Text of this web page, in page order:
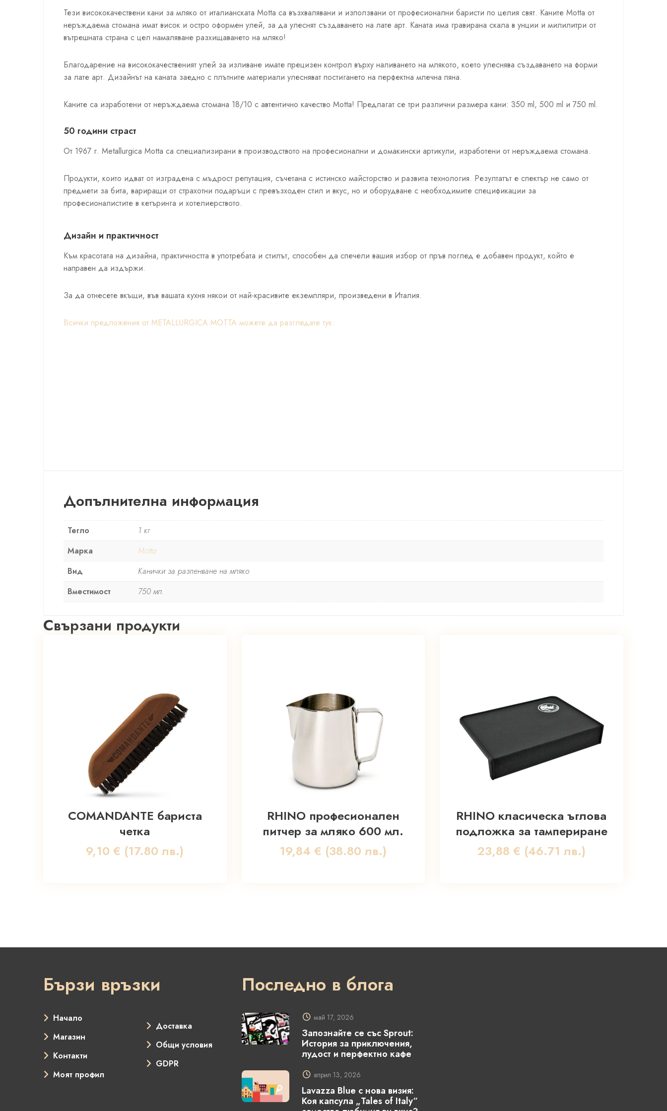
Тези висококачествени кани за мляко от италианската Motta са възхвалявани и използвани от професионални баристи по целия свят. Каните Motta от
неръждаема стомана имат висок и остро оформен улей, за да улеснят създаването на лате арт. Каната има гравирана скала в унции и милилитри от
вътрешната страна с цел намаляване разхищаването на мляко!
Благодарение на висококачественият улей за изливане имате прецизен контрол върху наливането на млякото, което улеснява създаването на форми
за лате арт. Дизайнът на каната заедно с плътните материали улесняват постигането на перфектна млечна пяна.
Каните са изработени от неръждаема стомана 18/10 с автентично качество Motta! Предлагат се три различни размера кани: 350 ml, 500 ml и 750 ml.
50 години страст
От 1967 г. Metallurgica Motta са специализирани в производството на професионални и домакински артикули, изработени от неръждаема стомана.
Продукти, които идват от изградена с мъдрост репутация, съчетана с истинско майсторство и развита технология. Резултатът е спектър не само от
предмети за бита, вариращи от страхотни подаръци с превъзходен стил и вкус, но и оборудване с необходимите спецификации за
професионалистите в кетъринга и хотелиерството.
Дизайн и практичност
Към красотата на дизайна, практичността в употребата и стилът, способен да спечели вашия избор от пръв поглед е добавен продукт, който е
направен да издържи.
За да отнесете вкъщи, във вашата кухня някои от най-красивите екземпляри, произведени в Италия.
Всички предложения от METALLURGICA MOTTA можете да разгледате тук:
Допълнителна информация
Тегло
1 кг
Марка
Motta
Вид
Канички за разпенване на мляко
Вместимост
750 мл.
Свързани продукти
COMANDANTE бариста
четка
9,10€ (17.80 лв.)
RHINO професионален
питчер за мляко 600 мл.
19,84€ (38.80 лв.)
RHINO класическа ъглова
подложка за тампериране
23,88 € (46.71 лв.)
Бързи връзки
Начало
Магазин
Контакти
Моят профил
Доставка
Общи условия
GDPR
Последно в блога
май 17, 2026
Запознайте се със Sprout:
История за приключения,
лудост и перфектно кафе
април 13, 2026
Lavazza Blue с нова визия:
Коя капсула „Tales of Italy“